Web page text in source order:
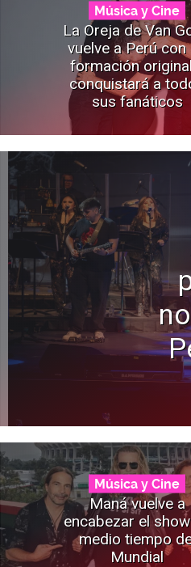
Música y Cine
La Oreja de Van
vuelve a Perú con
formación
conquistará a
sus fanáticos
Música y Cine
Maná vuelve a
encabezar el
medio tiempo
Mundial